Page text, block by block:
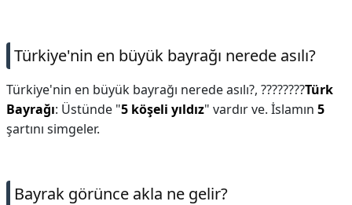
Türkiye'nin en büyük bayrağı nerede asılı?
Türkiye'nin en büyük bayrağı nerede asılı?, ????????Türk
Bayrağı: Üstünde "5 köşeli yıldız" vardır ve. İslamın 5
şartını simgeler.
Bayrak görünce akla ne gelir?